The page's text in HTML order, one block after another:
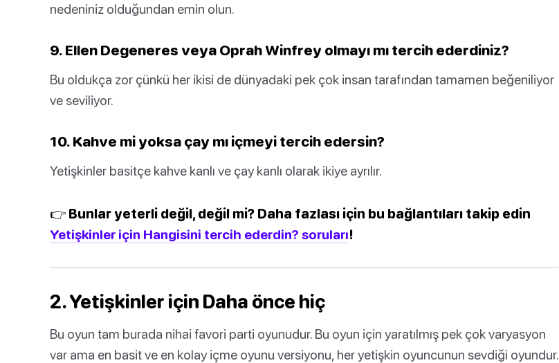
nedeniniz olduğundan emin olun.
9. Ellen Degeneres veya Oprah Winfrey olmayı mı tercih ederdiniz?
Bu oldukça zor çünkü her ikisi de dünyadaki pek çok insan tarafından tamamen beğeniliyor
ve seviliyor.
10. Kahve mi yoksa çay mı içmeyi tercih edersin?
Yetişkinler basitçe kahve kanlı ve çay kanlı olarak ikiye ayrılır.
👉 Bunlar yeterli değil, değil mi? Daha fazlası için bu bağlantıları takip edin
Yetişkinler için Hangisini tercih ederdin? soruları!
2. Yetişkinler için Daha önce hiç
Bu oyun tam burada nihai favori parti oyunudur. Bu oyun için yaratılmış pek çok varyasyon
var ama en basit ve en kolay içme oyunu versiyonu, her yetişkin oyuncunun sevdiği oyundur.